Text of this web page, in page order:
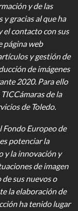
y de las
y gracias al que ha
el contacto con sus
página web
y gestión de
de imágenes
2020. Para ello
de la
de Toledo.
Fondo Europeo de
potenciar la
y la innovación y
de imagen
sus nuevos o
la elaboración de
ha tenido lugar